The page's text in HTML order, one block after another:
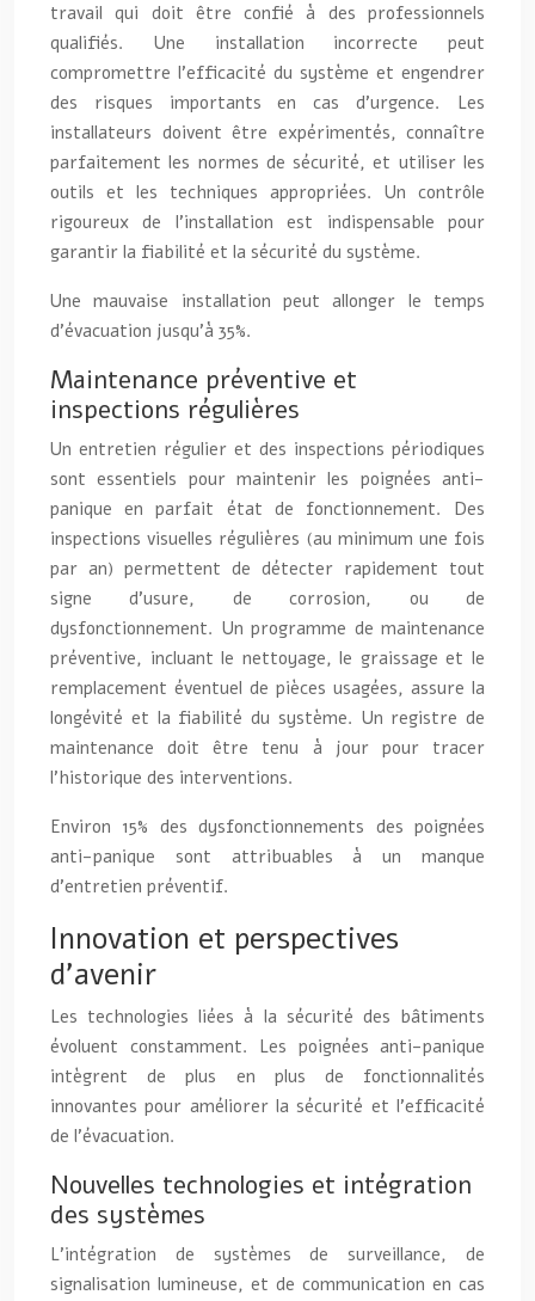
travail qui doit être confié à des professionnels
qualifiés. Une installation incorrecte peut
compromettre l’efficacité du système et engendrer
des risques importants en cas d’urgence. Les
installateurs doivent être expérimentés, connaître
parfaitement les normes de sécurité, et utiliser les
outils et les techniques appropriées. Un contrôle
rigoureux de l’installation est indispensable pour
garantir la fiabilité et la sécurité du système.
Une mauvaise installation peut allonger le temps
d’évacuation jusqu’à 35%.
Maintenance préventive et
inspections régulières
Un entretien régulier et des inspections périodiques
sont essentiels pour maintenir les poignées anti-
panique en parfait état de fonctionnement. Des
inspections visuelles régulières (au minimum une fois
par an) permettent de détecter rapidement tout
signe d’usure, de corrosion, ou de
dysfonctionnement. Un programme de maintenance
préventive, incluant le nettoyage, le graissage et le
remplacement éventuel de pièces usagées, assure la
longévité et la fiabilité du système. Un registre de
maintenance doit être tenu à jour pour tracer
l’historique des interventions.
Environ 15% des dysfonctionnements des poignées
anti-panique sont attribuables à un manque
d’entretien préventif.
Innovation et perspectives
d’avenir
Les technologies liées à la sécurité des bâtiments
évoluent constamment. Les poignées anti-panique
intègrent de plus en plus de fonctionnalités
innovantes pour améliorer la sécurité et l’efficacité
de l’évacuation.
Nouvelles technologies et intégration
des systèmes
L’intégration de systèmes de surveillance, de
signalisation lumineuse, et de communication en cas